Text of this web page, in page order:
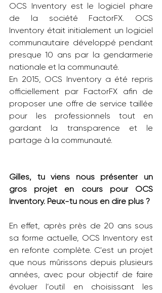
OCS Inventory est le logiciel phare
de la société FactorFX. OCS
Inventory était initialement un logiciel
communautaire développé pendant
presque 10 ans par la gendarmerie
nationale et la communauté.
En 2015, OCS Inventory a été repris
officiellement par FactorFX afin de
proposer une offre de service taillée
pour les professionnels tout en
gardant la transparence et le
partage à la communauté.
Gilles, tu viens nous présenter un
gros projet en cours pour OCS
Inventory. Peux-tu nous en dire plus ?
En effet, après près de 20 ans sous
sa forme actuelle, OCS Inventory est
en refonte complète. C'est un projet
que nous mûrissons depuis plusieurs
années, avec pour objectif de faire
évoluer l’outil en choisissant les